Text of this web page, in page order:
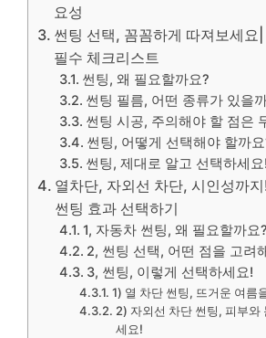
요성
썬팅 선택, 꼼꼼하게 따져보세요
필수 체크리스트
썬팅, 왜 필요할까요?
썬팅 필름, 어떤 종류가 있을
썬팅 시공, 주의해야 할 점은
썬팅, 어떻게 선택해야 할까
썬팅, 제대로 알고 선택하세요!
열차단, 자외선 차단, 시인성까
썬팅 효과 선택하기
1, 자동차 썬팅, 왜 필요할까요?
2, 썬팅 선택, 어떤 점을 고려
3, 썬팅, 이렇게 선택하세요!
1) 열 차단 썬팅, 뜨거운 여름
2) 자외선 차단 썬팅, 피부와
세요!